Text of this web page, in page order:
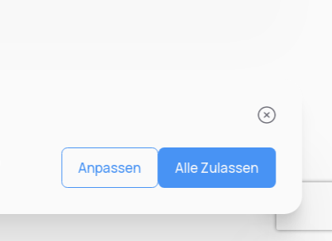
Anpassen Alle Zulassen